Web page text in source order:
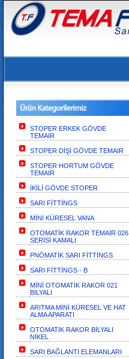
STOPER ERKEK GÖVDE
TEMAIR
STOPER DİŞİ GÖVDE TEMAIR
STOPER HORTUM GÖVDE
TEMAIR
İKİLİ GÖVDE STOPER
SARI FİTTİNGS
MİNİ KÜRESEL VANA
OTOMATİK RAKOR TEMAİR 026
SERİSİ KAMALI
PNÖMATİK SARI FİTTİNGS
SARI FİTTİNGS - B
MİNİ OTOMATİK RAKOR 021
BİLYALI
ARITMA MİNİ KÜRESEL VE HAT
ALMA APARATI
OTOMATİK RAKOR BİLYALI
NİKEL
SARI BAĞLANTI ELEMANLARI